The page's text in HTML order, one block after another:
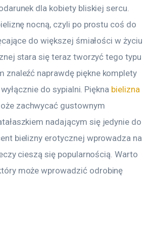
dla kobiety bliskiej sercu.
nocną, czyli po prostu coś do
do większej śmiałości w życiu
stara się teraz tworzyć tego typu
znaleźć naprawdę piękne komplety
do sypialni. Piękna bielizna
zachwycać gustownym
nadającym się jedynie do
bielizny erotycznej wprowadza na
cieszą się popularnością. Warto
może wprowadzić odrobinę